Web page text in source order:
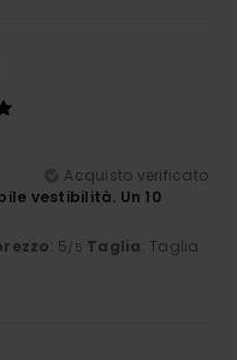
Acquisto verificato
vestibilità. Un 10
: 5/5 Taglia: Taglia